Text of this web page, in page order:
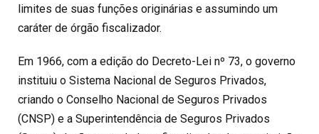
limites de suas funções originárias e assumindo um
caráter de órgão fiscalizador.
Em 1966, com a edição do Decreto-Lei nº 73, o governo
instituiu o Sistema Nacional de Seguros Privados,
criando o Conselho Nacional de Seguros Privados
(CNSP) e a Superintendência de Seguros Privados